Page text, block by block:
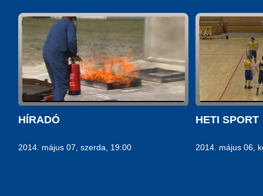
HÍRADÓ
2014. május 07, szerda, 19:00
HETI SPORT
2014. május 06,